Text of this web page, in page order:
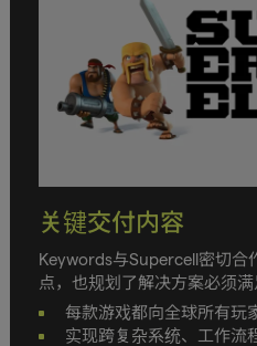
关键交付内容
Keywords与Supercell密切合
点，也规划了解决方案必须满
每款游戏都向全球所有玩
实现跨复杂系统、工作流